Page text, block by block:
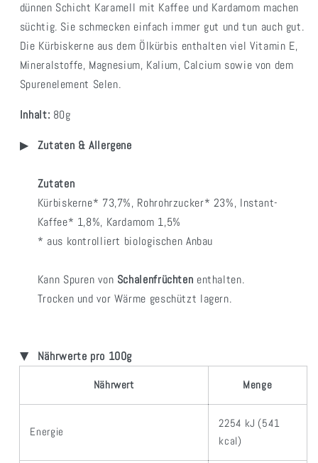
dünnen Schicht Karamell mit Kaffee und Kardamom machen
süchtig. Sie schmecken einfach immer gut und tun auch gut.
Die Kürbiskerne aus dem Ölkürbis enthalten viel Vitamin E,
Mineralstoffe, Magnesium, Kalium, Calcium sowie von dem
Spurenelement Selen.
Inhalt: 80g
Zutaten & Allergene
Zutaten
Kürbiskerne* 73,7%, Rohrohrzucker* 23%, Instant-
Kaffee* 1,8%, Kardamom 1,5%
* aus kontrolliert biologischen Anbau
Kann Spuren von Schalenfrüchten enthalten.
Trocken und vor Wärme geschützt lagern.
Nährwerte pro 100g
Nährwert Menge
Energie
2254 kJ (541
kcal)